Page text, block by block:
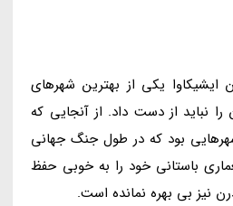
ایشیکاوا یکی از بهترین شهرهای
نباید از دست داد. از آنجایی که
بود که در طول جنگ جهانی
باستانی خود را به خوبی حفظ
نیز بی بهره نمانده است.